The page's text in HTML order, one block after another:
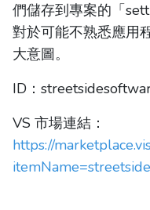
們儲存到專案的「
對於可能不熟悉應用
大意圖。
ID：
VS 市場連結：
https://